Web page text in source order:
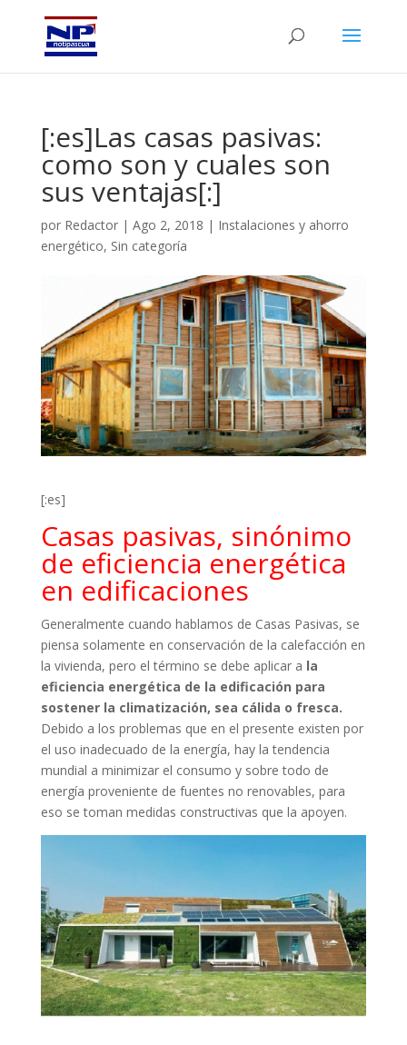
[:es]Las casas pasivas:
como son y cuales son
sus ventajas[:]
por Redactor| Ago 2, 2018 | Instalaciones y ahorro
energético, Sin categoría
[:es]
Casas pasivas, sinónimo
de eficiencia energética
en edificaciones
Generalmente cuando hablamos de Casas Pasivas, se
piensa solamente en conservación de la calefacción en
la vivienda, pero el término se debe aplicar a la
eficiencia energética de la edificación para
sostener la climatización, sea cálida o fresca.
Debido a los problemas que en el presente existen por
el uso inadecuado de la energía, hay la tendencia
mundial a minimizar el consumo y sobre todo de
energía proveniente de fuentes no renovables, para
eso se toman medidas constructivas que la apoyen.